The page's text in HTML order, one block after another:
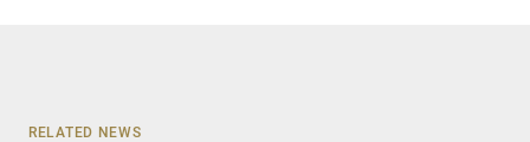
RELATED NEWS